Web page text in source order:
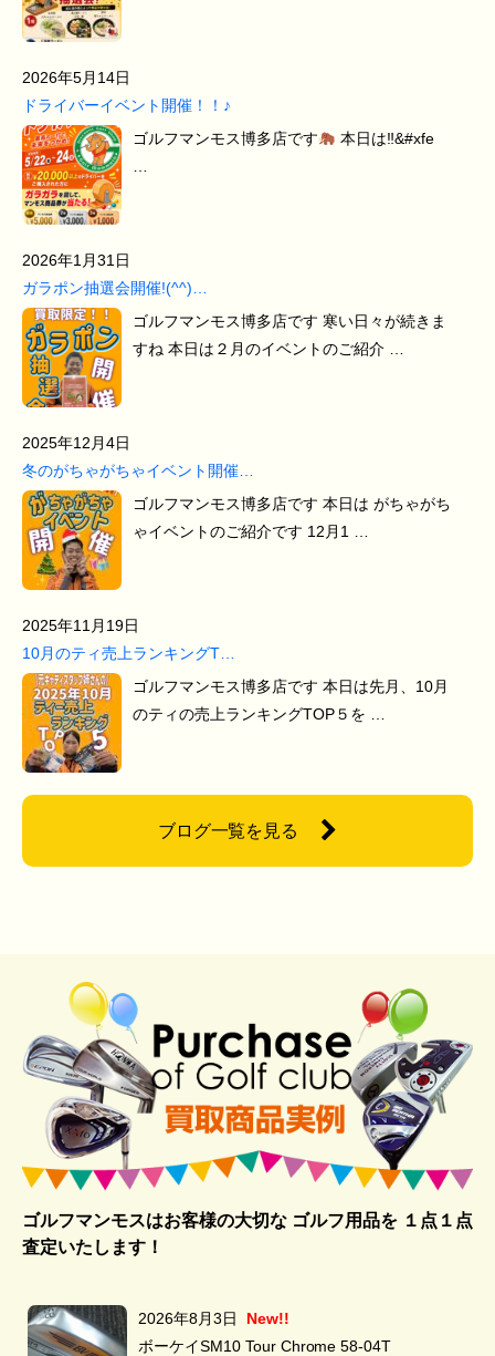
2026年5月14日
ドライバーイベント開催！！♪
ゴルフマンモス博多店です
本日は‼&#xfe
2026年1月31日
ガラポン抽選会開催!(^^)…
ゴルフマンモス博多店です 寒い日々が続きま
すね 本日は２月のイベントのご紹介 …
2025年12月4日
冬のがちゃがちゃイベント開催…
ゴルフマンモス博多店です 本日は がちゃがち
ゃイベントのご紹介です 12月1 …
2025年11月19日
10月のティ売上ランキングT…
ゴルフマンモス博多店です 本日は先月、10月
のティの売上ランキングTOP５を …
ブログ一覧を見る
ゴルフマンモスはお客様の大切な ゴルフ用品を１点１点
査定いたします！
2026年8月3日
New!!
ボーケイSM10 Tour Chrome 58-04T